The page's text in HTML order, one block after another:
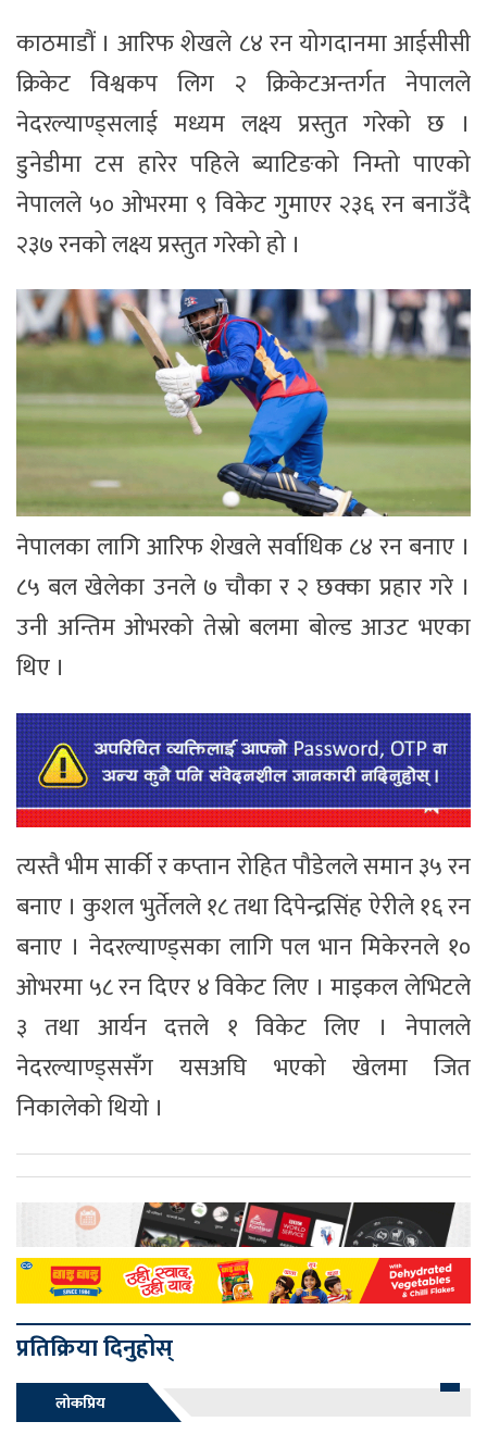
काठमाडौं । आरिफ शेखले ८४ रन योगदानमा आईसीसी
क्रिकेट विश्वकप लिग २ क्रिकेटअन्तर्गत नेपालले
नेदरल्याण्ड्सलाई मध्यम लक्ष्य प्रस्तुत गरेको छ ।
डुनेडीमा टस हारेर पहिले ब्याटिङको निम्तो पाएको
नेपालले ५० ओभरमा ९ विकेट गुमाएर २३६ रन बनाउँदै
२३७ रनको लक्ष्य प्रस्तुत गरेको हो ।
नेपालका लागि आरिफ शेखले सर्वाधिक ८४ रन बनाए ।
८५ बल खेलेका उनले ७ चौका र २ छक्का प्रहार गरे ।
उनी अन्तिम ओभरको तेस्रो बलमा बोल्ड आउट भएका
थिए ।
त्यस्तै भीम सार्की र कप्तान रोहित पौडेलले समान ३५ रन
बनाए । कुशल भुर्तेलले १८ तथा दिपेन्द्रसिंह ऐरीले १६ रन
बनाए । नेदरल्याण्ड्सका लागि पल भान मिकेरनले १०
ओभरमा ५८ रन दिएर ४ विकेट लिए । माइकल लेभिटले
३ तथा आर्यन दत्तले १ विकेट लिए । नेपालले
नेदरल्याण्ड्ससँग यसअघि भएको खेलमा जित
निकालेको थियो ।
प्रतिक्रिया दिनुहोस्
लोकप्रिय